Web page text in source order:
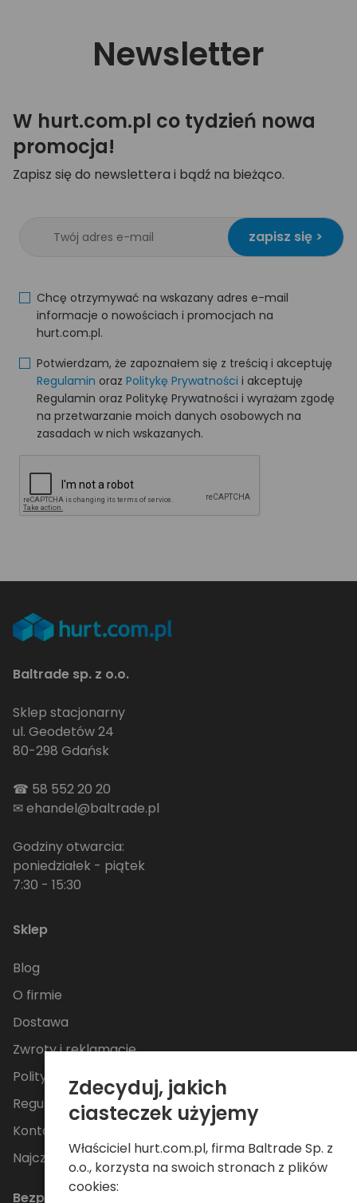
Newsletter
W hurt.com.pl co tydzień nowa
promocja!
Zapisz się do newslettera i bądź na bieżąco.
zapisz się >
Chcę otrzymywać na wskazany adres e-mail
informacje o nowościach i promocjach na
hurt.com.pl.
Potwierdzam, że zapoznałem się z treścią i akceptuję
Regulamin oraz Politykę Prywatności i akceptuję
Regulamin oraz Politykę Prywatności i wyrażam zgodę
na przetwarzanie moich danych osobowych na
zasadach w nich wskazanych.
Baltrade sp. z o.o.
Sklep stacjonarny
ul. Geodetów 24
80-298 Gdańsk
☎ 58 552 20 20
✉ehandel@baltrade.pl
Godziny otwarcia:
poniedziałek - piątek
7:30 - 15:30
Sklep
Blog
O firmie
Dostawa
Zwroty i reklamacje
Polityka Prywatności
Regulamin
Kontakt
Najczęściej zadawane pytania
Bezpieczne płatności
Zdecyduj, jakich
ciasteczek użyjemy
Właściciel hurt.com.pl, firma Baltrade Sp. z
o.o., korzysta na swoich stronach z plików
cookies: